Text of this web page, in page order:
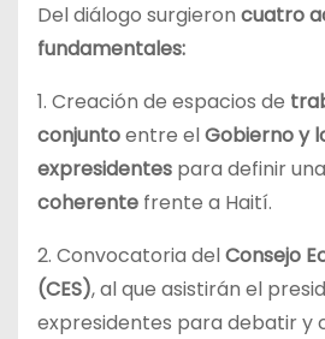
Del diálogo surgieron cuatro
fundamentales:
1. Creación de espacios de
conjuntoentre elGobierno y
expresidentes para definir una
coherente frente a Haití.
2. Convocatoria delConsejo
(CES), al que asistirán el
expresidentes para debatir y